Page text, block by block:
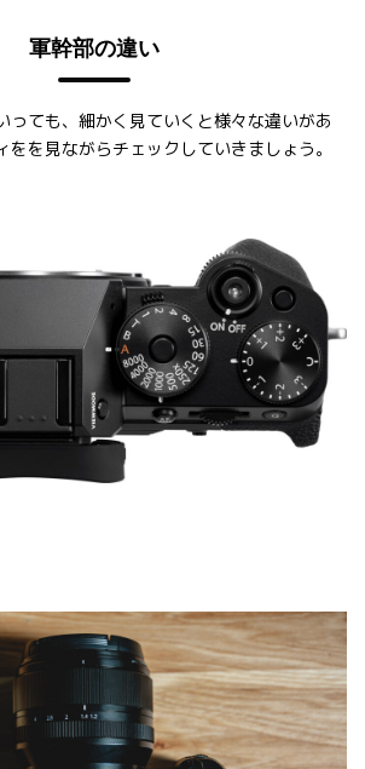
軍幹部の違い
っても、細かく見ていくと様々な違いがあ
をを見ながらチェックしていきましょう。